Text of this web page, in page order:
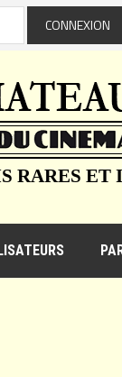
RARES ET